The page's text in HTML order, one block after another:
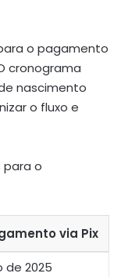
o pagamento
cronograma
nascimento
o fluxo e
para o
via Pix
de 2025